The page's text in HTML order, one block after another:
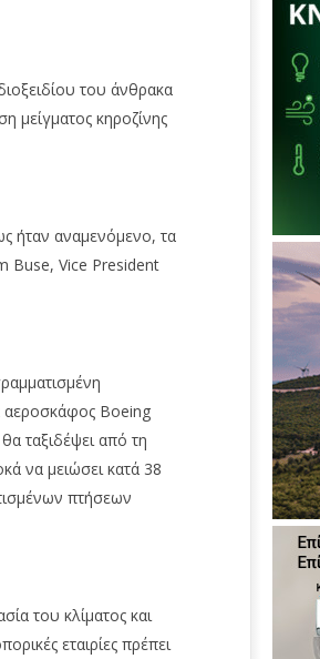
EnergyIn
του άνθρακα
μείγματος κηροζίνης
ήταν αναμενόμενο, τα
Buse, Vice President
αεροσκάφος Boeing
ταξιδέψει από τη
να μειώσει κατά 38
πτήσεων
του κλίματος και
εταιρίες πρέπει